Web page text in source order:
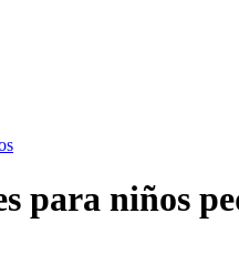
para niños